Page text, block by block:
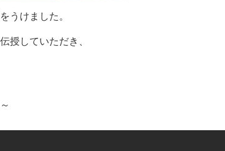
うけました。
授していただき、